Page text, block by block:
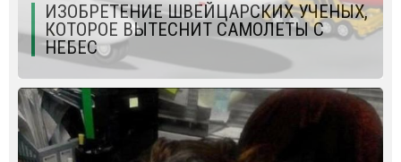
ИЗОБРЕТЕНИЕ ШВЕЙЦАРСКИХ УЧЕНЫХ,
КОТОРОЕ ВЫТЕСНИТ САМОЛЕТЫ С
НЕБЕС